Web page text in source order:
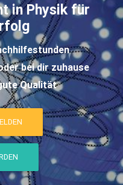
in Physik für
bei dir zuhause
Qualität